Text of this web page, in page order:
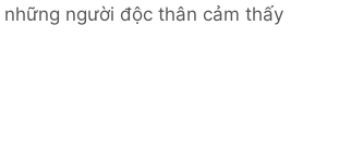
người độc thân cảm thấy